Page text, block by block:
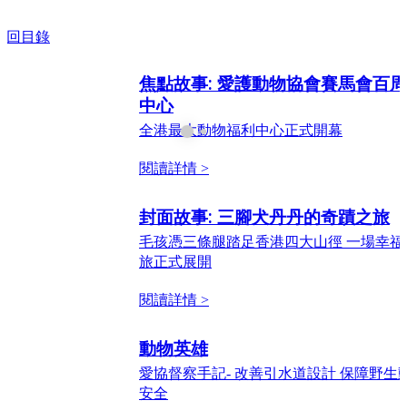
回目錄
焦點故事: 愛護動物協會賽馬會百
中心
全港最大動物福利中心正式開幕
閱讀詳情 >
封面故事: 三腳犬丹丹的奇蹟之旅
毛孩憑三條腿踏足香港四大山徑 一場幸福
旅正式展開
閱讀詳情 >
動物英雄
愛協督察手記- 改善引水道設計 保障野生
安全